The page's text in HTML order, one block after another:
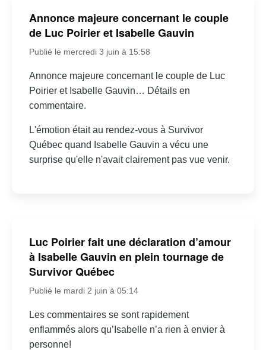
Annonce majeure concernant le couple
de Luc Poirier et Isabelle Gauvin
Publié le mercredi 3 juin à 15:58
Annonce majeure concernant le couple de Luc
Poirier et Isabelle Gauvin… Détails en
commentaire.
L'émotion était au rendez-vous à Survivor
Québec quand Isabelle Gauvin a vécu une
surprise qu'elle n'avait clairement pas vue venir.
Luc Poirier fait une déclaration d’amour
à Isabelle Gauvin en plein tournage de
Survivor Québec
Publié le mardi 2 juin à 05:14
Les commentaires se sont rapidement
enflammés alors qu’Isabelle n’a rien à envier à
personne!